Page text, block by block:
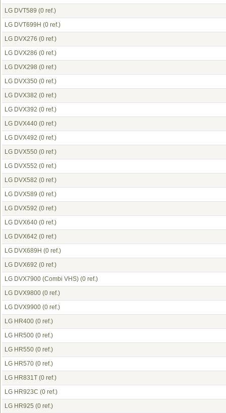
LG DVT589 (0 ref.)
LG DVT699H (0 ref.)
LG DVX276 (0 ref.)
LG DVX286 (0 ref.)
LG DVX298 (0 ref.)
LG DVX350 (0 ref.)
LG DVX382 (0 ref.)
LG DVX392 (0 ref.)
LG DVX440 (0 ref.)
LG DVX492 (0 ref.)
LG DVX550 (0 ref.)
LG DVX552 (0 ref.)
LG DVX582 (0 ref.)
LG DVX589 (0 ref.)
LG DVX592 (0 ref.)
LG DVX640 (0 ref.)
LG DVX642 (0 ref.)
LG DVX689H (0 ref.)
LG DVX692 (0 ref.)
LG DVX7900 (Combi VHS) (0 ref.)
LG DVX9800 (0 ref.)
LG DVX9900 (0 ref.)
LG HR400 (0 ref.)
LG HR500 (0 ref.)
LG HR550 (0 ref.)
LG HR570 (0 ref.)
LG HR831T (0 ref.)
LG HR923C (0 ref.)
LG HR925 (0 ref.)